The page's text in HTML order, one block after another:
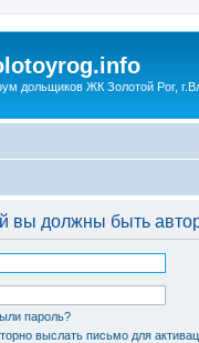
дольщиков ЖК Золотой Рог,
вы должны быть
пароль?
выслать письмо для